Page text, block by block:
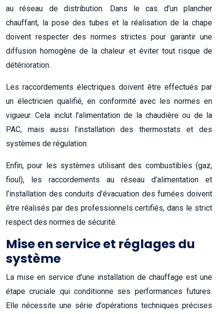
au réseau de distribution. Dans le cas d’un plancher
chauffant, la pose des tubes et la réalisation de la chape
doivent respecter des normes strictes pour garantir une
diffusion homogène de la chaleur et éviter tout risque de
détérioration.
Les raccordements électriques doivent être effectués par
un électricien qualifié, en conformité avec les normes en
vigueur. Cela inclut l’alimentation de la chaudière ou de la
PAC, mais aussi l’installation des thermostats et des
systèmes de régulation.
Enfin, pour les systèmes utilisant des combustibles (gaz,
fioul), les raccordements au réseau d’alimentation et
l’installation des conduits d’évacuation des fumées doivent
être réalisés par des professionnels certifiés, dans le strict
respect des normes de sécurité.
Mise en service et réglages du
système
La mise en service d’une installation de chauffage est une
étape cruciale qui conditionne ses performances futures.
Elle nécessite une série d’opérations techniques précises